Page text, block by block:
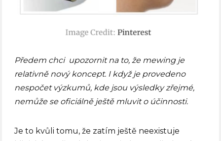
Předem chci upozornit na to, že mewing je
relativně nový koncept. I když je provedeno
nespočet výzkumů, kde jsou výsledky zřejmé,
nemůže se oficiálně ještě mluvit o účinnosti.
Je to kvůli tomu, že zatím ještě neexistuje